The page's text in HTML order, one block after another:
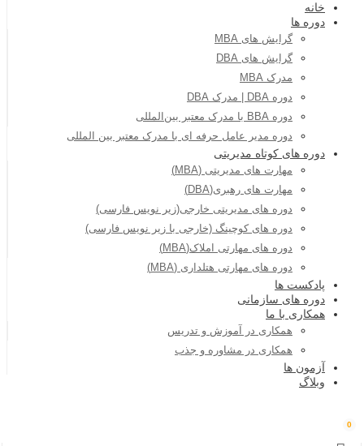
خانه
دوره ها
گرایش های MBA
گرایش های DBA
مدرک MBA
دوره DBA | مدرک DBA
دوره BBA با مدرک معتبر بین‌المللی
دوره مدیر عامل حرفه ای با مدرک معتبر بین المللی
دوره های کوتاه مدیریتی
مهارت های مدیریتی (MBA)
مهارت های رهبری(DBA)
دوره های مدیریتی خارجی(زیر نویس فارسی)
دوره های کوچینگ (خارجی با زیر نویس فارسی)
دوره های مهارتی املاک(MBA)
دوره های مهارتی هتلداری (MBA)
پادکست ها
دوره های سازمانی
همکاری با ما
همکاری در آموزش و تدریس
همکاری در مشاوره و جذب
آزمون ها
وبلاگ
0